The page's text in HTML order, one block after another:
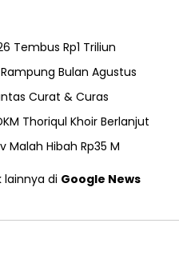
Tembus Rp1 Triliun
Bulan Agustus
Curat & Curas
Thoriqul Khoir Berlanjut
Malah Hibah Rp35 M
lainnya di Google News